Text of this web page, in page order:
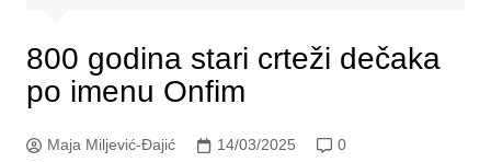
800 godina stari crteži dečaka
po imenu Onfim
Maja Miljević-Đajić 14/03/2025
0